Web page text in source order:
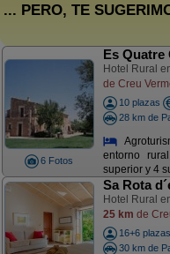
... PERO, TE
6 Fotos
Es Quatre
Hotel Rural
de Creu
10 plazas
28 km de
entorno
superior y 4
Sa Rota
Hotel Rural
25 km de
16+6 plazas
30 km de